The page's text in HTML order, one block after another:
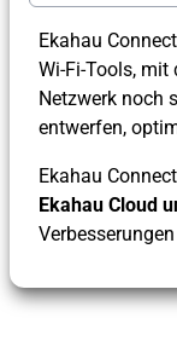
Ekahau
Wi-Fi-Tools, mit
Netzwerk noch
entwerfen,
Ekahau
Ekahau Cloud